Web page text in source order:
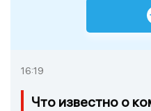
16:19
Что известно о